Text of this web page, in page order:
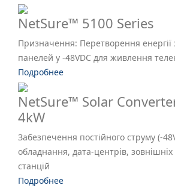
NetSure™ 5100 Series
Призначення: Перетворення енергії
панелей у -48VDC для живлення
Подробнее
NetSure™ Solar
4kW
Забезпечення постійного струму (-
обладнання, дата-центрів,
станцій
Подробнее